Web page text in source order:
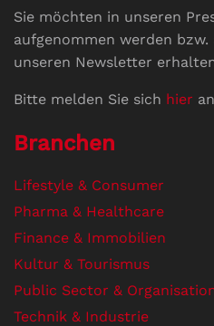
Sie möchten in unseren
aufgenommen werden
unseren Newsletter
Bitte melden Sie sich hier
Branchen
Lifestyle & Consumer
Pharma & Healthcare
Finance & Immobilien
Kultur & Tourismus
Public Sector &
Technik & Industrie